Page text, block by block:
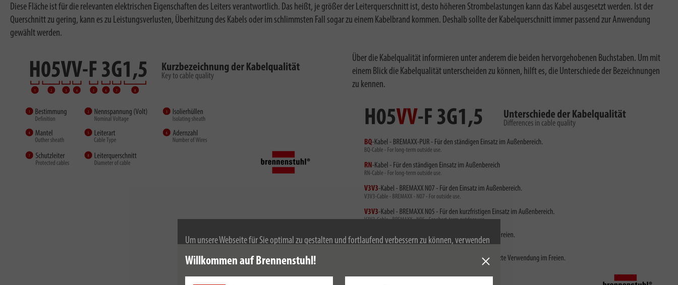
Um unsere Webseite für Sie optimal zu gestalten und fortlaufend verbessern zu können, verwenden
wir Cookies. Durch die weitere Nutzung der Webseite stimmen Sie der Verwendung von Cookies zu.
Weitere Informationen zu Cookies erhalten Sie in unserer
Willkommen auf Brennenstuhl!
Diese Fläche ist für die relevanten elektrischen Eigenschaften des Leiters verantwortlich. Das heißt, je größer der Leiterquerschnitt ist, desto höheren Strombelastungen kann das Kabel ausgesetzt werden. Ist der
Querschnitt zu gering, kann es zu Leistungsverlusten, Überhitzung des Kabels oder im schlimmsten Fall sogar zu einem Kabelbrand kommen. Deshalb sollte der Kabelquerschnitt immer passend zur Anwendung
gewählt werden.
Über die Kabelqualität informieren unter anderem die beiden hervorgehobenen Buchstaben. Um mit
einem Blick die Kabelqualität unterscheiden zu können, hilft es, die Unterschiede der Bezeichnungen
zu kennen.